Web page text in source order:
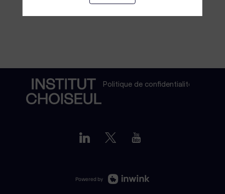
Politique de confidentialité
Powered by